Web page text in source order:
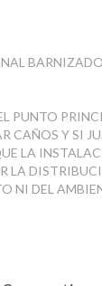
PUNTO
CAÑOS Y SI
LA
LA
DEL